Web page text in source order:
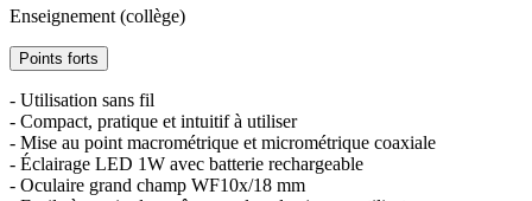
Enseignement (collège)
Points forts
- Utilisation sans fil
- Compact, pratique et intuitif à utiliser
- Mise au point macrométrique et micrométrique coaxiale
- Éclairage LED 1W avec batterie rechargeable
- Oculaire grand champ WF10x/18 mm